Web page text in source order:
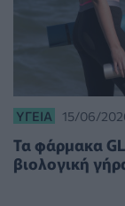
ΥΓΕΊΑ 15/06/
Τα φάρμακα
βιολογική